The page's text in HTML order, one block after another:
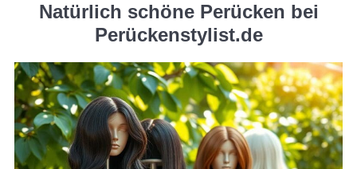
Natürlich schöne Perücken bei
Perückenstylist.de